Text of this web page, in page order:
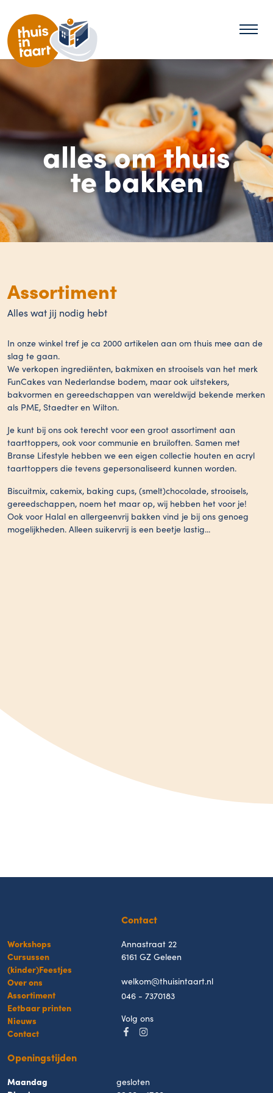
alles om thuis
te bakken
Assortiment
Alles wat jij nodig hebt
In onze winkel tref je ca 2000 artikelen aan om thuis mee aan de
slag te gaan.
We verkopen ingrediënten, bakmixen en strooisels van het merk
FunCakes van Nederlandse bodem, maar ook uitstekers,
bakvormen en gereedschappen van wereldwijd bekende merken
als PME, Staedter en Wilton.
Je kunt bij ons ook terecht voor een groot assortiment aan
taarttoppers, ook voor communie en bruiloften. Samen met
Branse Lifestyle hebben we een eigen collectie houten en acryl
taarttoppers die tevens gepersonaliseerd kunnen worden.
Biscuitmix, cakemix, baking cups, (smelt)chocolade, strooisels,
gereedschappen, noem het maar op, wij hebben het voor je!
Ook voor Halal en allergeenvrij bakken vind je bij ons genoeg
mogelijkheden. Alleen suikervrij is een beetje lastig...
Workshops
Cursussen
(kinder)Feestjes
Over ons
Assortiment
Eetbaar printen
Nieuws
Contact
Contact
Annastraat 22
6161 GZ Geleen
welkom@thuisintaart.nl
046 - 7370183
Volg ons
Openingstijden
Maandag
gesloten